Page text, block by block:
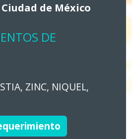
de México
DE
ZINC, NIQUEL,